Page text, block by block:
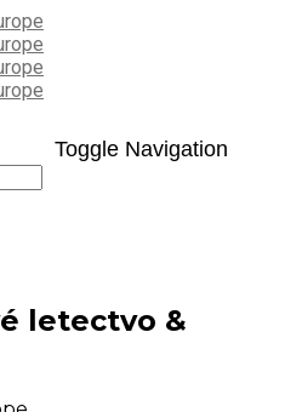
Toggle Navigation
letectvo &